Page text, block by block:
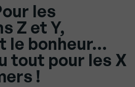
les
Z et Y,
le bonheur…
tout pour les X
!